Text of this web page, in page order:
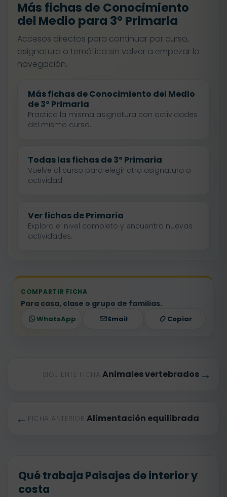
Más fichas de Conocimiento
del Medio para 3º Primaria
Accesos directos para continuar por curso,
asignatura o temática sin volver a empezar la
navegación.
Más fichas de Conocimiento del Medio
de 3º Primaria
Practica la misma asignatura con actividades
del mismo curso.
Todas las fichas de 3º Primaria
Vuelve al curso para elegir otra asignatura o
actividad.
Ver fichas de Primaria
Explora el nivel completo y encuentra nuevas
actividades.
COMPARTIR FICHA
Para casa, clase o grupo de familias.
WhatsApp Email Copiar
← FICHA ANTERIOR Alimentación equilibrada
SIGUIENTE FICHA Animales vertebrados →
Qué trabaja Paisajes de interior y
costa